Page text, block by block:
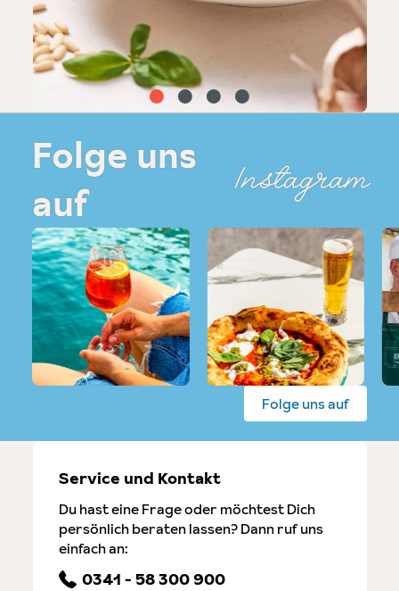
Folge uns
auf
Instagram
Folge uns auf
Service und Kontakt
Du hast eine Frage oder möchtest Dich
persönlich beraten lassen? Dann ruf uns
einfach an:
0341 - 58 300 900